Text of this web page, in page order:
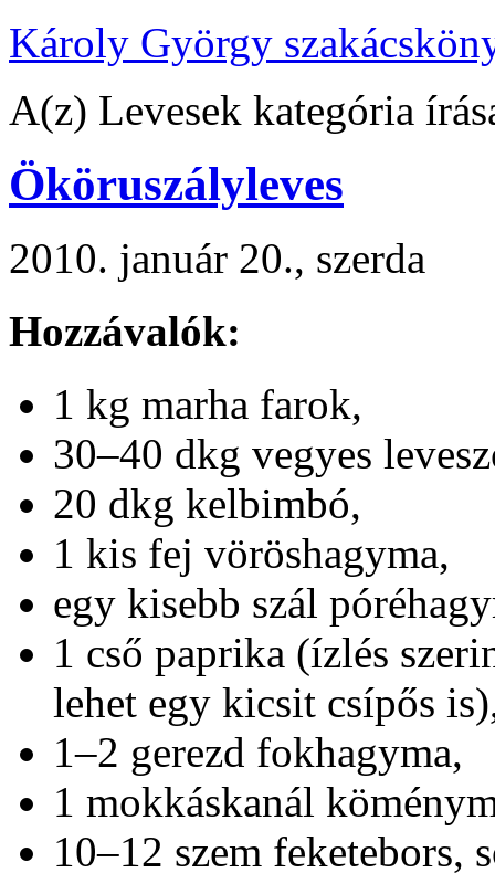
Károly György
A(z) Levesek kategória
Ököruszályleves
2010. január 20., szerda
Hozzávalók:
1 kg marha farok,
30–40 dkg vegyes
20 dkg kelbimbó,
1 kis fej vöröshagyma,
egy kisebb szál
1 cső paprika (ízlés
lehet egy kicsit csípős
1–2 gerezd fokhagyma,
1 mokkáskanál
10–12 szem feketebors,